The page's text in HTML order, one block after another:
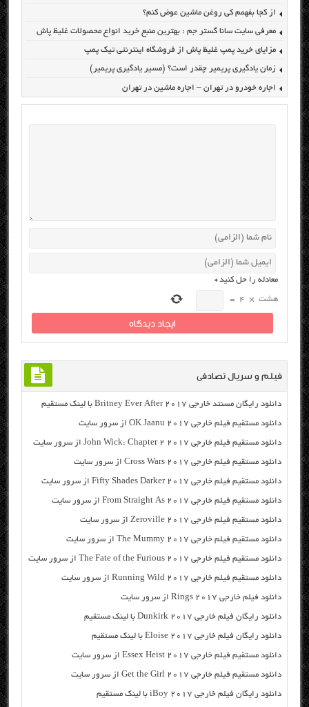
از کجا بفهمم کی روغن ماشین عوض کنم؟
معرفی سایت سانا گستر جم : بهترین منبع خرید انواع محصولات غلیظ پاش
مزایای خرید پمپ غلیظ پاش از فروشگاه اینترنتی تیک پمپ
زمان یادگیری پریمیر چقدر است؟ (مسیر یادگیری پریمیر)
اجاره خودرو در تهران – اجاره ماشین در تهران
معادله را حل کنید*
هشت ×
4
=
فیلم و سریال تصادفی
دانلود رایگان مسنتد خارجی Britney Ever After 2017 با لینک مستقیم
دانلود مستقیم فیلم خارجی OK Jaanu 2017 از سرور سایت
دانلود مستقیم فیلم خارجی John Wick: Chapter 2 2017 از سرور سایت
دانلود مستقیم فیلم خارجی Cross Wars 2017 از سرور سایت
دانلود مستقیم فیلم خارجی Fifty Shades Darker 2017 از سرور سایت
دانلود مستقیم فیلم خارجی From Straight As 2017 از سرور سایت
دانلود مستقیم فیلم خارجی Zeroville 2017 از سرور سایت
دانلود مستقیم فیلم خارجی The Mummy 2017 از سرور سایت
دانلود مستقیم فیلم خارجی The Fate of the Furious 2017 از سرور سایت
دانلود مستقیم فیلم خارجی Running Wild 2017 از سرور سایت
دانلود فیلم خارجی Rings 2017 از سرور سایت
دانلود رایگان فیلم خارجی Dunkirk 2017 با لینک مستقیم
دانلود رایگان فیلم خارجی Eloise 2017 با لینک مستقیم
دانلود مستقیم فیلم خارجی Essex Heist 2017 از سرور سایت
دانلود مستقیم فیلم خارجی Get the Girl 2017 از سرور سایت
دانلود رایگان فیلم خارجی iBoy 2017 با لینک مستقیم